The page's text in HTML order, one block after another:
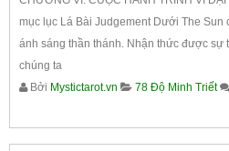
mục lục Lá Bài Judgement Dưới The Sun
ánh sáng thần thánh. Nhận thức được sự
chúng ta
Bởi Mystictarot.vn 78 Độ Minh Triết